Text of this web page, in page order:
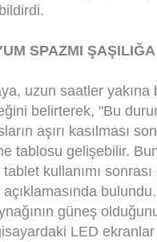
SPAZMI
uzun saatler
belirterek, "Bu
aşırı kasılması
tablosu gelişebilir.
kullanımı
güneş
LED ekranlar